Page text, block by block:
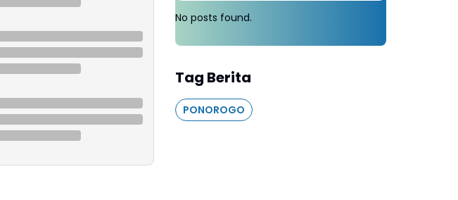
No posts found.
Tag Berita
PONOROGO